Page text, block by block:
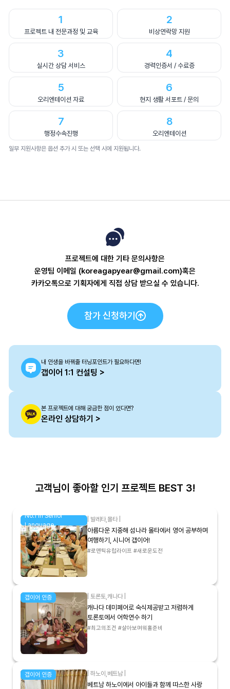
1
프로젝트 내 전문과정 및 교육
2
비상연락망 지원
3
실시간 상담 서비스
4
경력인증서 / 수료증
5
오리엔테이션 자료
6
현지 생활 서포트 / 문의
7
행정수속진행
8
오리엔테이션
일부 지원사항은 옵션 추가 시 또는 선택 시에 지원됩니다.
프로젝트에 대한 기타 문의사항은
운영팀 이메일 (koreagapyear@gmail.com)혹은
카카오톡으로 기획자에게 직접 상담 받으실 수 있습니다.
참가 신청하기
내 인생을 바꿔줄 터닝포인트가 필요하다면!
갭이어 1:1 컨설팅 >
본 프로젝트에 대해 궁금한 점이 있다면?
온라인 상담하기 >
고객님이 좋아할 인기 프로젝트 BEST 3!
No.1 in Senior
Language
발레타,몰타|
아름다운 지중해 섬나라 몰타에서 영어 공부하며
여행하기, 시니어 갭이어!
#로맨틱유럽라이프 #새로운도전
갭이어 인증 토론토 캐나다|
캐나다 데미페어로 숙식제공받고 저렴하게
토론토에서 어학연수 하기
#최고의조건 #살아보며워홀준비
갭이어 인증 하노이 베트남|
베트남 하노이에서 아이들과 함께 따스한 사랑